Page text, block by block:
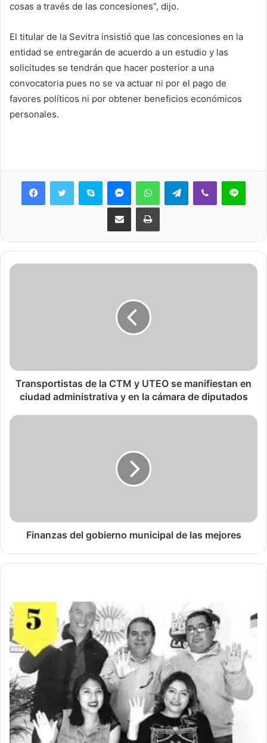
cosas a través de las concesiones”, dijo.
El titular de la Sevitra insistió que las concesiones en la
entidad se entregarán de acuerdo a un estudio y las
solicitudes se tendrán que hacer posterior a una
convocatoria pues no se va actuar ni por el pago de
favores políticos ni por obtener beneficios económicos
personales.
Skype MessengerWhatsAppTelegramViber Line
Share via Email Print
Transportistas de la CTM y UTEO se manifiestan en
ciudad administrativa y en la cámara de diputados
Finanzas del gobierno municipal de las mejores